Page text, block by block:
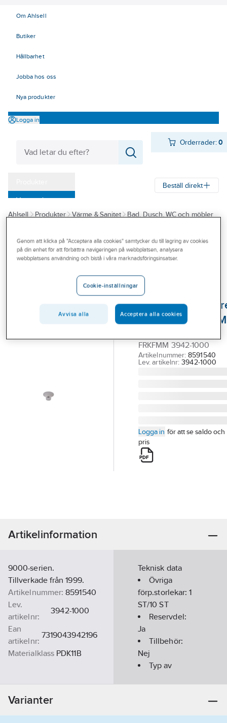
Om Ahlsell
Butiker
Hållbarhet
Jobba hos oss
Nya produkter
Logga in
Orderrader:0
Varumärken
Kampanjer
Branscher
Beställ direkt
Ahlsell Produkter Värme & Sanitet
Bad, Dusch, WC och möbler
Reservdelar blandare
Reservdelar FMM termostatblandare
Omkastarknapp
till
9000-serien, FMM
FRKFMM 3942-1000
Artikelnummer: 8591540
Lev. artikelnr: 3942-1000
Logga in för att se saldo och
pris
Artikelinformation
9000-serien.
Tillverkade från 1999.
Artikelnummer: 8591540
Lev.
artikelnr:
3942-1000
Ean
artikelnr:
7319043942196
Materialklass PDK11B
Teknisk data
Övriga
förp.storlekar:1
ST/10 ST
Reservdel:
Ja
Tillbehör:
Nej
Typ av
14
Varianter
Genom att klicka på "Acceptera alla cookies" samtycker du till lagring av cookies
på din enhet för att förbättra navigeringen på webbplatsen, analysera
webbplatsens användning och bistå i våra marknadsföringsinsatser.
Cookie-inställningar
Avvisa alla Acceptera alla cookies